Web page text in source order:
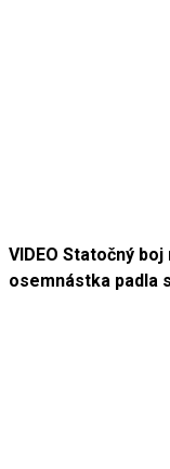
VIDEO Statočný
osemnástka padla